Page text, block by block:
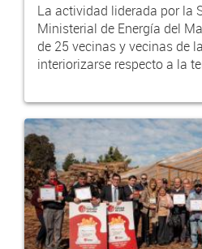
La actividad liderada por la
Ministerial de Energía del
de 25 vecinas y vecinas de
interiorizarse respecto a la